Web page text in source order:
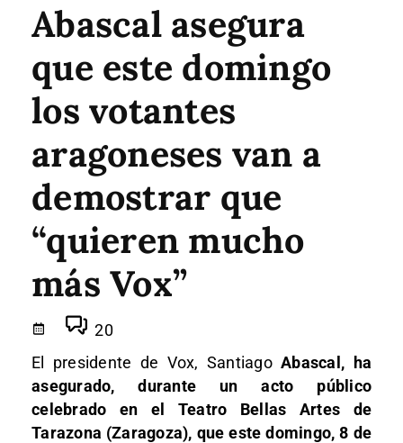
Abascal asegura
que este domingo
los votantes
aragoneses van a
demostrar que
“quieren mucho
más Vox”
20
El presidente de Vox, SantiagoAbascal, ha
asegurado, durante un acto público
celebrado en el Teatro Bellas Artes de
Tarazona (Zaragoza), que este domingo, 8 de